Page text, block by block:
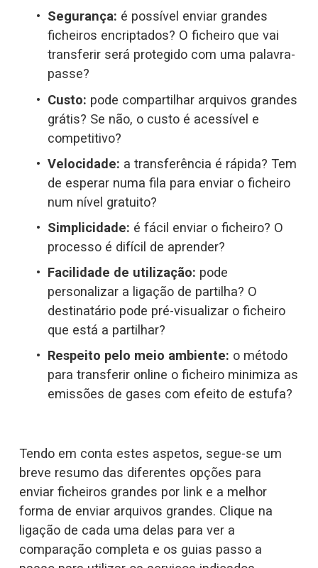
Segurança: é possível enviar grandes
ficheiros encriptados? O ficheiro que vai
transferir será protegido com uma palavra-
passe?
Custo: pode compartilhar arquivos grandes
grátis? Se não, o custo é acessível e
competitivo?
Velocidade: a transferência é rápida? Tem
de esperar numa fila para enviar o ficheiro
num nível gratuito?
Simplicidade: é fácil enviar o ficheiro? O
processo é difícil de aprender?
Facilidade de utilização: pode
personalizar a ligação de partilha? O
destinatário pode pré-visualizar o ficheiro
que está a partilhar?
Respeito pelo meio ambiente: o método
para transferir online o ficheiro minimiza as
emissões de gases com efeito de estufa?
Tendo em conta estes aspetos, segue-se um
breve resumo das diferentes opções para
enviar ficheiros grandes por link e a melhor
forma de enviar arquivos grandes. Clique na
ligação de cada uma delas para ver a
comparação completa e os guias passo a